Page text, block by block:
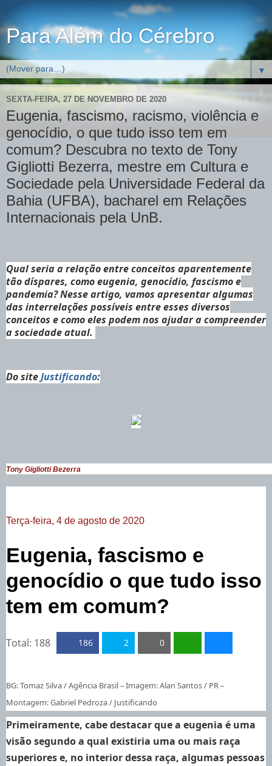
Para Além do Cérebro
▼
SEXTA-FEIRA, 27 DE NOVEMBRO DE 2020
Eugenia, fascismo, racismo, violência e
genocídio, o que tudo isso tem em
comum? Descubra no texto de Tony
Gigliotti Bezerra, mestre em Cultura e
Sociedade pela Universidade Federal da
Bahia (UFBA), bacharel em Relações
Internacionais pela UnB.
Qual seria a relação entre conceitos aparentemente
tão díspares, como eugenia, genocídio, fascismo e
pandemia? Nesse artigo, vamos apresentar algumas
das interrelações possíveis entre esses diversos
conceitos e como eles podem nos ajudar a compreender
a sociedade atual.
Do siteJustificando:
Tony Gigliotti Bezerra
Terça-feira, 4 de agosto de 2020
Eugenia, fascismo e
genocídio o que tudo isso
tem em comum?
Total: 188 186 2 0
BG: Tomaz Silva / Agência Brasil – Imagem: Alan Santos / PR –
Montagem: Gabriel Pedroza / Justificando
Primeiramente, cabe destacar que a eugenia é uma
visão segundo a qual existiria uma ou mais raça
superiores e, no interior dessa raça, algumas pessoas